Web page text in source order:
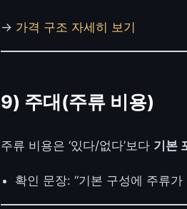
→ 가격 구조 자세히 보기
9) 주대(주류 비용)
주류 비용은 ‘있다/없다’보다 기본
확인 문장: “기본 구성에 주류